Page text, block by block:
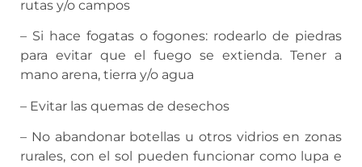
rutas y/o campos
– Si hace fogatas o fogones: rodearlo de piedras
para evitar que el fuego se extienda. Tener a
mano arena, tierra y/o agua
– Evitar las quemas de desechos
– No abandonar botellas u otros vidrios en zonas
rurales, con el sol pueden funcionar como lupa e